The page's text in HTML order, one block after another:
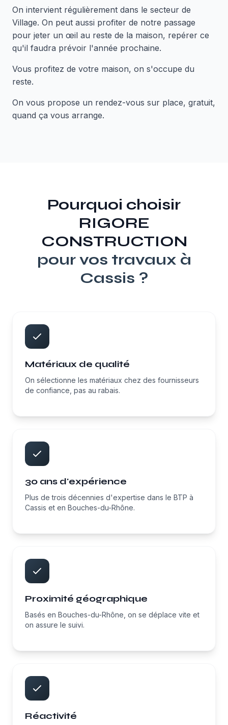
On intervient régulièrement dans le secteur de
Village. On peut aussi profiter de notre passage
pour jeter un œil au reste de la maison, repérer ce
qu'il faudra prévoir l'année prochaine.
Vous profitez de votre maison, on s'occupe du
reste.
On vous propose un rendez-vous sur place, gratuit,
quand ça vous arrange.
Pourquoi choisir
RIGORE
CONSTRUCTION
pour vos travaux à
Cassis ?
Matériaux de qualité
On sélectionne les matériaux chez des fournisseurs
de confiance, pas au rabais.
30 ans d'expérience
Plus de trois décennies d'expertise dans le BTP à
Cassis et en Bouches-du-Rhône.
Proximité géographique
Basés en Bouches-du-Rhône, on se déplace vite et
on assure le suivi.
Réactivité